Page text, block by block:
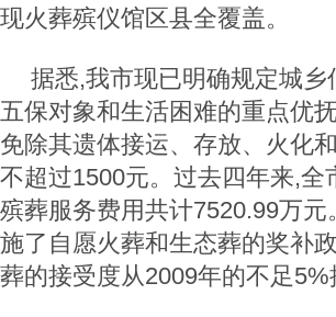
现火葬殡仪馆区县全覆盖。
据悉,我市现已明确规定城乡
五保对象和生活困难的重点优
免除其遗体接运、存放、火化
不超过1500元。过去四年来,
殡葬服务费用共计7520.99万
施了自愿火葬和生态葬的奖补
葬的接受度从2009年的不足